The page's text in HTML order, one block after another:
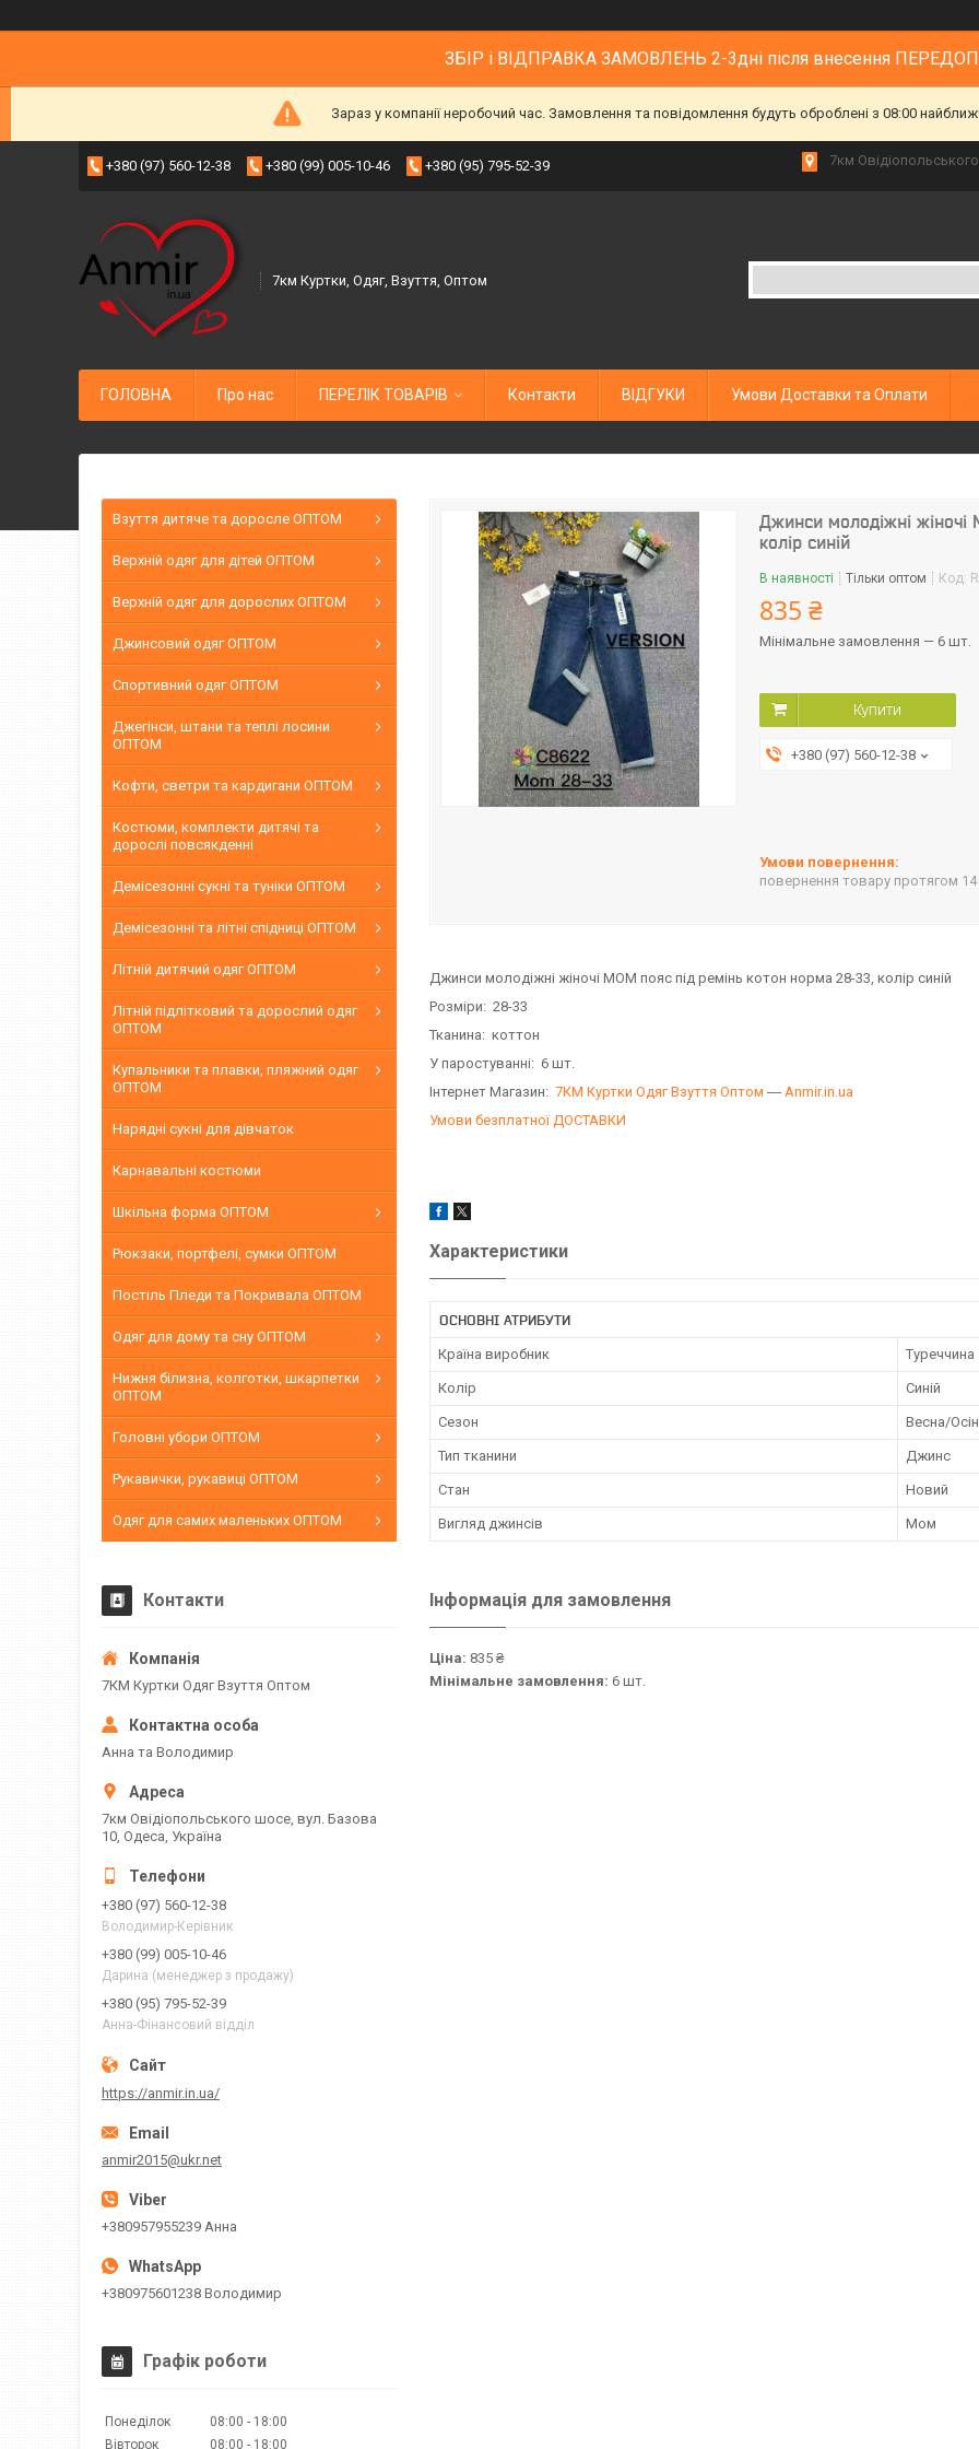
ЗБІР і ВІДПРАВКА ЗАМОВЛЕНЬ 2-3дні після внесення
Зараз у компанії неробочий час. Замовлення та повідомлення будуть оброблені з 08:00
+380 (97) 560-12-38 +380 (99) 005-10-46 +380 (95) 795-52-39 7км
7км Куртки, Одяг, Взуття, Оптом
ГОЛОВНА Про нас ПЕРЕЛІК ТОВАРІВ Контакти ВІДГУКИ Умови Доставки та Оплати
Джинси молодіжні
колір синій
В наявності Тільки оптом Код:
835 ₴
Мінімальне замовлення — 6 шт.
Купити
+380 (97) 560-12-38
повернення товару протягом
Джинси молодіжні жіночі МОМ пояс під ремінь котон норма 28-33, колір синій
Розміри: 28-33
Тканина: коттон
У паростуванні: 6 шт.
Інтернет Магазин: 7КМ Куртки Одяг Взуття Оптом ― Anmir.in.ua
Умови безплатної ДОСТАВКИ
Характеристики
ОСНОВНІ АТРИБУТИ
Країна виробник Туреччина
Колір Синій
Сезон Весна/
Тип тканини Джинс
Стан Новий
Вигляд джинсів Мом
Інформація для замовлення
Ціна: 835 ₴
Мінімальне замовлення: 6 шт.
Взуття дитяче та доросле ОПТОМ
Верхній одяг для дітей ОПТОМ
Верхній одяг для дорослих ОПТОМ
Джинсовий одяг ОПТОМ
Спортивний одяг ОПТОМ
Джегінси, штани та теплі лосини
ОПТОМ
Кофти, светри та кардигани ОПТОМ
Костюми, комплекти дитячі та
дорослі повсякденні
Демісезонні сукні та туніки ОПТОМ
Демісезонні та літні спідниці ОПТОМ
Літній дитячий одяг ОПТОМ
Літній підлітковий та дорослий одяг
ОПТОМ
Купальники та плавки, пляжний одяг
ОПТОМ
Нарядні сукні для дівчаток
Карнавальні костюми
Шкільна форма ОПТОМ
Рюкзаки, портфелі, сумки ОПТОМ
Постіль Пледи та Покривала ОПТОМ
Одяг для дому та сну ОПТОМ
Нижня білизна, колготки, шкарпетки
ОПТОМ
Головні убори ОПТОМ
Рукавички, рукавиці ОПТОМ
Одяг для самих маленьких ОПТОМ
Контакти
7КМ Куртки Одяг Взуття Оптом
Анна та Володимир
7км Овідіопольського шосе, вул. Базова
10, Одеса, Україна
+380 (97) 560-12-38
Володимир-Керівник
+380 (99) 005-10-46
Дарина (менеджер з продажу)
+380 (95) 795-52-39
Анна-Фінансовий відділ
https://anmir.in.ua/
anmir2015@ukr.net
+380957955239 Анна
+380975601238 Володимир
Графік роботи
Понеділок 08:00
18:00
Вівторок
08:00 18:00